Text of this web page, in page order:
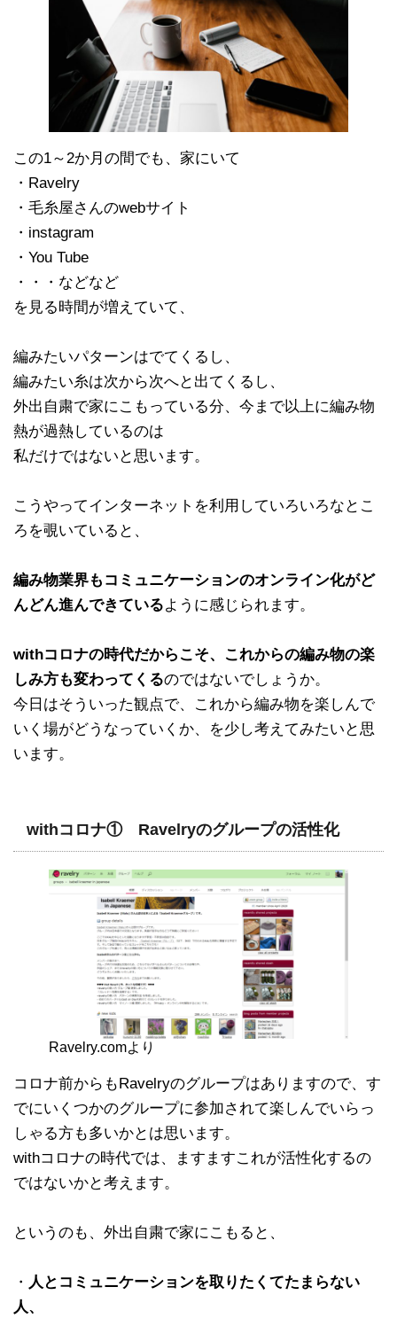
この1～2か月の間でも、家にいて
・Ravelry
・毛糸屋さんのwebサイト
・instagram
・You Tube
・・・などなど
を見る時間が増えていて、
編みたいパターンはでてくるし、
編みたい糸は次から次へと出てくるし、
外出自粛で家にこもっている分、今まで以上に編み物
熱が過熱しているのは
私だけではないと思います。
こうやってインターネットを利用していろいろなとこ
ろを覗いていると、
編み物業界もコミュニケーションのオンライン化がど
んどん進んできているように感じられます。
withコロナの時代だからこそ、これからの編み物の楽
しみ方も変わってくるのではないでしょうか。
今日はそういった観点で、これから編み物を楽しんで
いく場がどうなっていくか、を少し考えてみたいと思
います。
withコロナ① Ravelryのグループの活性化
Ravelry.comより
コロナ前からもRavelryのグループはありますので、す
でにいくつかのグループに参加されて楽しんでいらっ
しゃる方も多いかとは思います。
withコロナの時代では、ますますこれが活性化するの
ではないかと考えます。
というのも、外出自粛で家にこもると、
・ 人とコミュニケーションを取りたくてたまらない
人、